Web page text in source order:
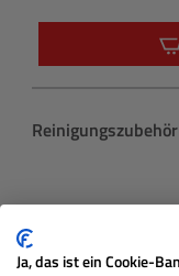
Produktgalerie
Reinigungszubehör
Ja, das ist ein Cookie-